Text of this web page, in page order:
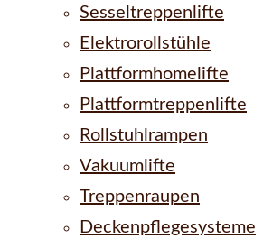
Sesseltreppenlifte
Elektrorollstühle
Plattformhomelifte
Plattformtreppenlifte
Rollstuhlrampen
Vakuumlifte
Treppenraupen
Deckenpflegesysteme